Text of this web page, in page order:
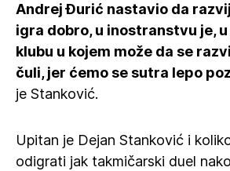
Andrej Đurić nastavio da
igra dobro, u inostranstvu je,
klubu u kojem može da se
čuli, jer ćemo se sutra lepo
je Stanković.
Upitan je Dejan Stanković i
odigrati jak takmičarski duel